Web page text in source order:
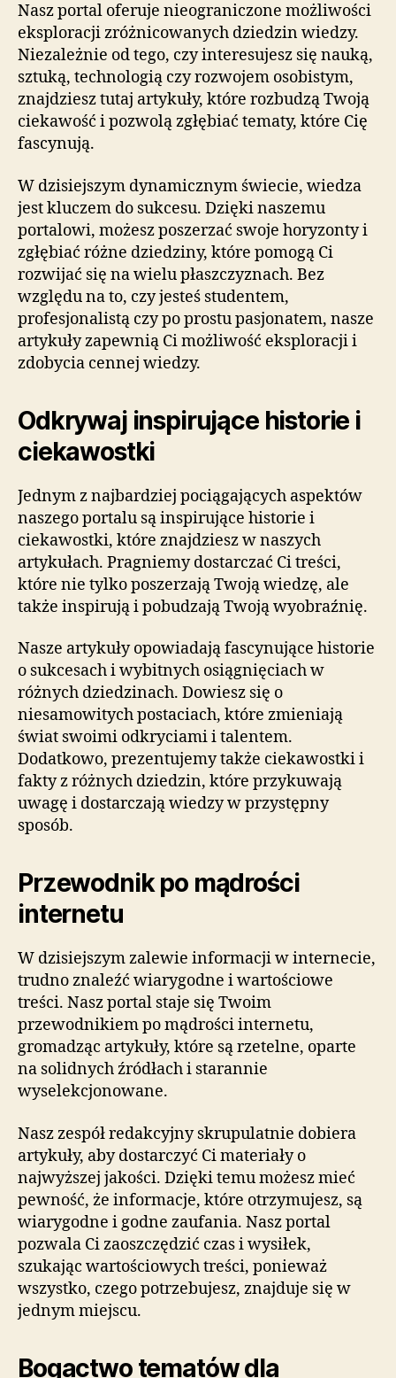
Nasz portal oferuje nieograniczone możliwości
eksploracji zróżnicowanych dziedzin wiedzy.
Niezależnie od tego, czy interesujesz się nauką,
sztuką, technologią czy rozwojem osobistym,
znajdziesz tutaj artykuły, które rozbudzą Twoją
ciekawość i pozwolą zgłębiać tematy, które Cię
fascynują.
W dzisiejszym dynamicznym świecie, wiedza
jest kluczem do sukcesu. Dzięki naszemu
portalowi, możesz poszerzać swoje horyzonty i
zgłębiać różne dziedziny, które pomogą Ci
rozwijać się na wielu płaszczyznach. Bez
względu na to, czy jesteś studentem,
profesjonalistą czy po prostu pasjonatem, nasze
artykuły zapewnią Ci możliwość eksploracji i
zdobycia cennej wiedzy.
Odkrywaj inspirujące historie i
ciekawostki
Jednym z najbardziej pociągających aspektów
naszego portalu są inspirujące historie i
ciekawostki, które znajdziesz w naszych
artykułach. Pragniemy dostarczać Ci treści,
które nie tylko poszerzają Twoją wiedzę, ale
także inspirują i pobudzają Twoją wyobraźnię.
Nasze artykuły opowiadają fascynujące historie
o sukcesach i wybitnych osiągnięciach w
różnych dziedzinach. Dowiesz się o
niesamowitych postaciach, które zmieniają
świat swoimi odkryciami i talentem.
Dodatkowo, prezentujemy także ciekawostki i
fakty z różnych dziedzin, które przykuwają
uwagę i dostarczają wiedzy w przystępny
sposób.
Przewodnik po mądrości
internetu
W dzisiejszym zalewie informacji w internecie,
trudno znaleźć wiarygodne i wartościowe
treści. Nasz portal staje się Twoim
przewodnikiem po mądrości internetu,
gromadząc artykuły, które są rzetelne, oparte
na solidnych źródłach i starannie
wyselekcjonowane.
Nasz zespół redakcyjny skrupulatnie dobiera
artykuły, aby dostarczyć Ci materiały o
najwyższej jakości. Dzięki temu możesz mieć
pewność, że informacje, które otrzymujesz, są
wiarygodne i godne zaufania. Nasz portal
pozwala Ci zaoszczędzić czas i wysiłek,
szukając wartościowych treści, ponieważ
wszystko, czego potrzebujesz, znajduje się w
jednym miejscu.
Bogactwo tematów dla